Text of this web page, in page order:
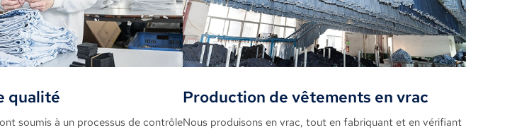
qualité
soumis à un processus de contrôle
Production de vêtements en vrac
Nous produisons en vrac, tout en fabriquant et en vérifiant